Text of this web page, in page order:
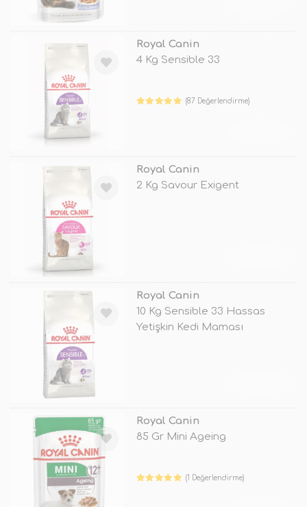
Royal Canin
4 Kg Sensible 33
(87 Değerlendirme)
Royal Canin
2 Kg Savour Exigent
Royal Canin
10 Kg Sensible 33 Hassas
Yetişkin Kedi Maması
Royal Canin
85 Gr Mini Ageing
(1 Değerlendirme)